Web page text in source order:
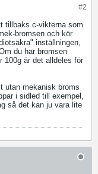
#2
tillbaks c-vikterna som
bromsen och kör
inställningen,
du har bromsen
100g är det alldeles för
utan mekanisk broms
i sidled till exempel,
så det kan ju vara lite